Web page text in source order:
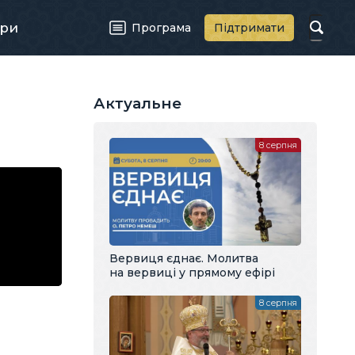
Програма Підтримати
Актуальне
Вервиця єднає. Молитва
на вервиці у прямому ефірі
8 серпня
8 серпня